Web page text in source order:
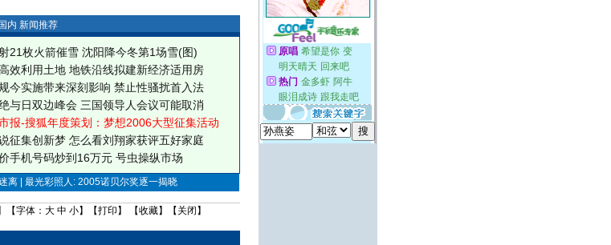
内 新闻推荐
21枚火箭催雪 沈阳降今冬第1场雪(图)
效利用土地 地铁沿线拟建新经济适用房
今实施带来深刻影响 禁止性骚扰首入法
与日双边峰会 三国领导人会议可能取消
报-搜狐年度策划：梦想2006大型征集活动
征集创新梦 怎么看刘翔家获评五好家庭
价手机号码炒到16万元 号虫操纵市场
离 | 最光彩照人: 2005诺贝尔奖逐一揭晓
【字体： 大 中 小】【打印 】 【收藏】【 关闭 】